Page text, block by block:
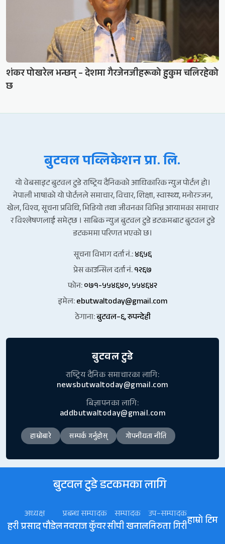
शंकर पोखरेल भन्छन् – देशमा गैरजेनजीहरूको हुकुम चलिरहेको
छ
बुटवल पव्लिकेशन प्रा. लि.
यो वेबसाइट बुटवल टुडे राष्ट्रिय दैनिकको आधिकारिक न्युज पोर्टल हो।
नेपाली भाषाको यो पोर्टलले समाचार, विचार, शिक्षा, स्वास्थ्य, मनोरञ्जन,
खेल, विश्व, सूचना प्रविधि, भिडियो तथा जीवनका विभिन्न आयामका समाचार
र विश्लेषणलाई समेट्छ । साबिक न्युज बुटवल टुडे डटकमबाट बुटवल टुडे
डटकममा परिणत भएको छ।
सूचना विभाग दर्ता नं.:४६५६
प्रेस काउन्सिल दर्ता नं.१२६७
फोन:०७१-५५४६४०, ५५४६४२
इमेल:ebutwaltoday@gmail.com
ठेगाना:बुटवल–६, रुपन्देही
बुटवल टुडे
राष्ट्रिय दैनिक समाचारका लागि:
newsbutwaltoday@gmail.com
बिज्ञापनका लागि:
addbutwaltoday@gmail.com
हाम्रोबारे सम्पर्क गर्नुहोस् गोपनीयता नीति
बुटवल टुडे डटकमका लागि
अध्यक्ष
हरी प्रसाद पौडेल
प्रबन्ध सम्पादक
नवराज कॅुवर
सम्पादक
सीपी खनाल
उप–सम्पादक
निरुता गिरीहाम्रो टिम